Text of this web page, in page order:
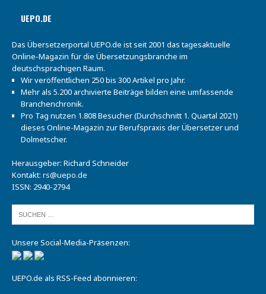
UEPO.DE
Das Übersetzerportal UEPO.de ist seit 2001 das tagesaktuelle
Online-Magazin für die Übersetzungsbranche im
deutschsprachigen Raum.
Wir veröffentlichen 250 bis 300 Artikel pro Jahr.
Mehr als 5.200 archivierte Beiträge bilden eine umfassende
Branchenchronik.
Pro Tag nutzen 1.808 Besucher (Durchschnitt 1. Quartal 2021)
dieses Online-Magazin zur Berufspraxis der Übersetzer und
Dolmetscher.
Herausgeber: Richard Schneider
Kontakt: rs@uepo.de
ISSN: 2940-2794
Unsere Social-Media-Präsenzen:
UEPO.de als RSS-Feed abonnieren: